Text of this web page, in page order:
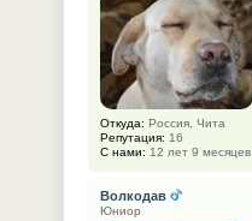
Откуда: Россия, Чита
Репутация: 16
С нами: 12 лет 9 месяцев
Волкодав
Юниор